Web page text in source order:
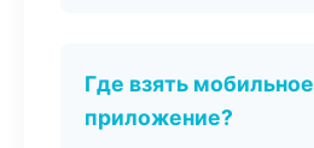
Где взять мобильное
приложение?